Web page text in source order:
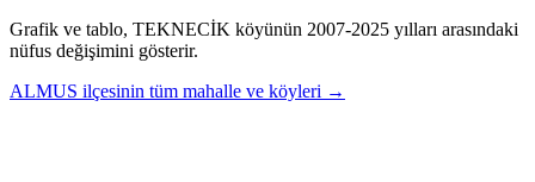
Grafik ve tablo, TEKNECİK köyünün 2007-2025 yılları arasındaki
nüfus değişimini gösterir.
ALMUS ilçesinin tüm mahalle ve köyleri →